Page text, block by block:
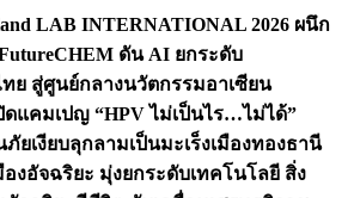
LAB INTERNATIONAL 2026 ผนึก
ดัน AI ยกระดับ
ย สู่ศูนย์กลางนวัตกรรมอาเซียน
ดแคมเปญ “HPV ไม่เป็นไร…ไม่ได้”
ยเงียบลุกลามเป็นมะเร็งเมืองทองธานี
งอัจฉริยะ มุ่งยกระดับเทคโนโลยี สิ่ง